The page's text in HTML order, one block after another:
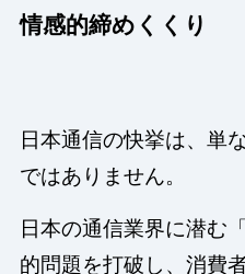
情感的締めくくり
日本通信の快挙は、単
ではありません。
日本の通信業界に潜む
的問題を打破し、消費